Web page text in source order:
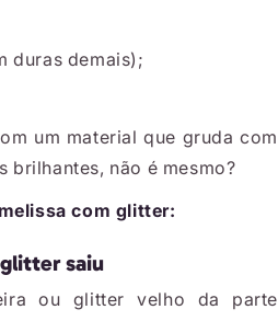
duras demais);
um material que gruda com
brilhantes, não é mesmo?
com glitter:
saiu
ou glitter velho da parte